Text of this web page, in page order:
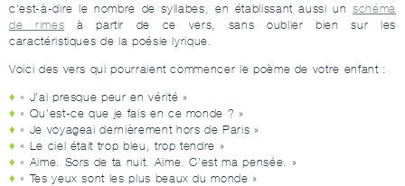
c'est-à-dire le nombre de syllabes, en établissant aussi unschéma
de rimes à partir de ce vers, sans oublier bien sur les
caractéristiques de la poésie lyrique.
Voici des vers qui pourraient commencer le poème de votre enfant :
« J’ai presque peur en vérité »
« Qu’est-ce que je fais en ce monde ? »
« Je voyageai dernièrement hors de Paris »
« Le ciel était trop bleu, trop tendre »
« Aime. Sors de ta nuit. Aime. C’est ma pensée. »
« Tes yeux sont les plus beaux du monde »